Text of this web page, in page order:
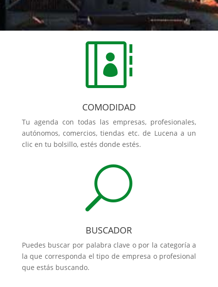

COMODIDAD
Tu agenda con todas las empresas, profesionales,
autónomos, comercios, tiendas etc. de Lucena a un
clic en tu bolsillo, estés donde estés.
U
BUSCADOR
Puedes buscar por palabra clave o por la categoría a
la que corresponda el tipo de empresa o profesional
que estás buscando.